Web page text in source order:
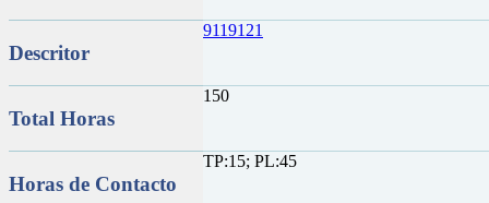
Descritor
9119121
Total Horas
150
Horas de Contacto
TP:15; PL:45